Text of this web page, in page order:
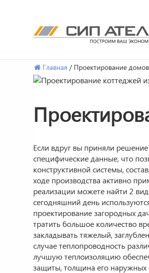
содержимому.
Ателье
панели
и
дома
SIP
производителя
Главная / Проектирование
Если вдруг вы приняли решение
специфические данные, что
конструктивной системы,
ходе производства активно
реализации можете найти 2
сегодняшний день
проектирование загородных
тратить большое количество
закладывать тяжелый,
случае теплопроводность
лучшую теплоизоляцию
защиты, толщина его наружных